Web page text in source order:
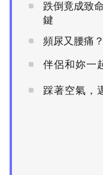
跌倒竟成致
鍵
頻尿又腰痛
伴侶和妳一
踩著空氣，